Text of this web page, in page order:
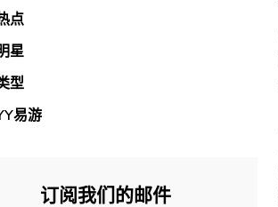
点
星
型
易游
订阅我们的邮件